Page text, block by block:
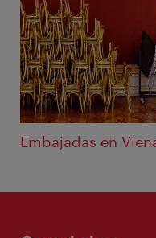
Embajadas en